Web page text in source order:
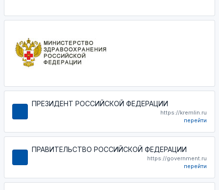
ПРЕЗИДЕНТ РОССИЙСКОЙ ФЕДЕРАЦИИ
https://kremlin.ru
перейти
ПРАВИТЕЛЬСТВО РОССИЙСКОЙ ФЕДЕРАЦИИ
https://government.ru
перейти